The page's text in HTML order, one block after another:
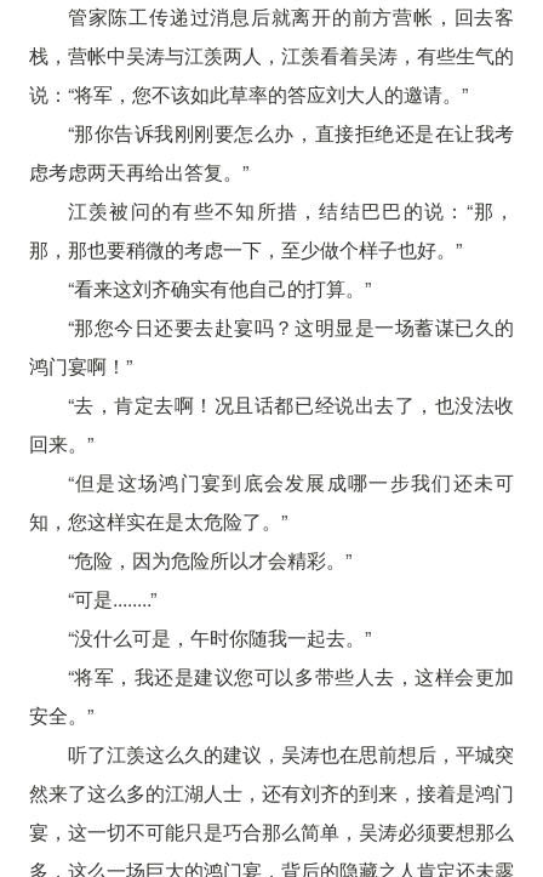
管家陈工传递过消息后就离开的前方营帐，回去客
栈，营帐中吴涛与江羡两人，江羡看着吴涛，有些生气的
说：“将军，您不该如此草率的答应刘大人的邀请。”
“那你告诉我刚刚要怎么办，直接拒绝还是在让我考
虑考虑两天再给出答复。”
江羡被问的有些不知所措，结结巴巴的说：“那，
那，那也要稍微的考虑一下，至少做个样子也好。”
“看来这刘齐确实有他自己的打算。”
“那您今日还要去赴宴吗？这明显是一场蓄谋已久的
鸿门宴啊！”
“去，肯定去啊！况且话都已经说出去了，也没法收
回来。”
“但是这场鸿门宴到底会发展成哪一步我们还未可
知，您这样实在是太危险了。”
“危险，因为危险所以才会精彩。”
“可是........”
“没什么可是，午时你随我一起去。”
“将军，我还是建议您可以多带些人去，这样会更加
安全。”
听了江羡这么久的建议，吴涛也在思前想后，平城突
然来了这么多的江湖人士，还有刘齐的到来，接着是鸿门
宴，这一切不可能只是巧合那么简单，吴涛必须要想那么
多，这么一场巨大的鸿门宴，背后的隐藏之人肯定还未露